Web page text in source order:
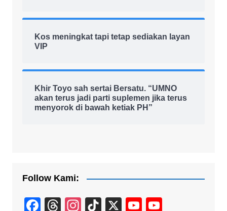
Kos meningkat tapi tetap sediakan layan
VIP
Khir Toyo sah sertai Bersatu. “UMNO
akan terus jadi parti suplemen jika terus
menyorok di bawah ketiak PH”
Follow Kami:
F T In Ti X Y